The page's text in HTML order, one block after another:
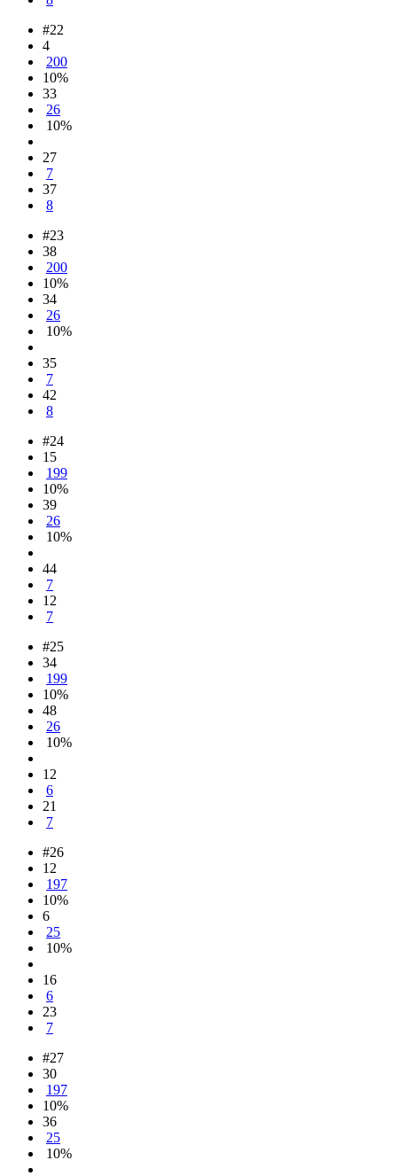
#22
4
200
10%
33
26
10%
27
7
37
8
#23
38
200
10%
34
26
10%
35
7
42
8
#24
15
199
10%
39
26
10%
44
7
12
7
#25
34
199
10%
48
26
10%
12
6
21
7
#26
12
197
10%
6
25
10%
16
6
23
7
#27
30
197
10%
36
25
10%